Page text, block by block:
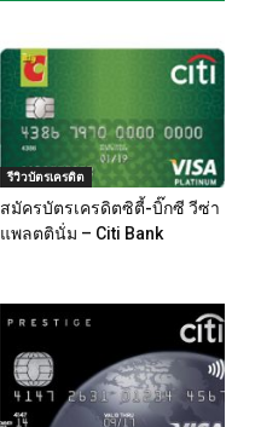
รีวิวบัตรเครดิต
สมัครบัตรเครดิตซิตี้-บิ๊กซี วีซ่า
แพลตตินั่ม – Citi Bank